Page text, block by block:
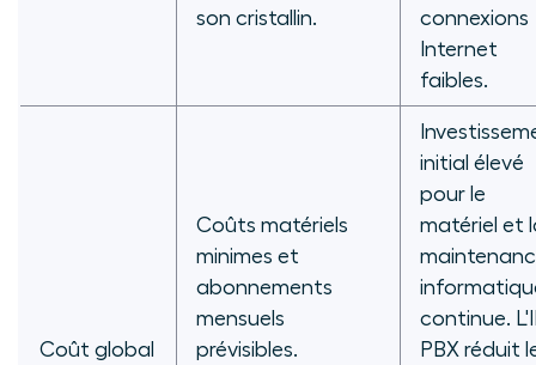
son cristallin.
connexions
Internet
faibles.
Coût global
Coûts matériels
minimes et
abonnements
mensuels
prévisibles.
initial élevé
pour le
matériel et
continue.
PBX réduit